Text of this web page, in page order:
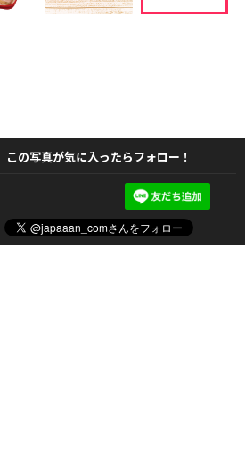
この写真が気に入ったらフォロー！